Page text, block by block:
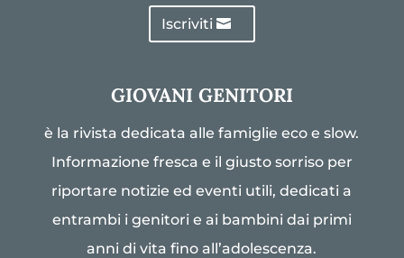
Iscriviti
GIOVANI GENITORI
è la rivista dedicata alle famiglie eco e slow.
Informazione fresca e il giusto sorriso per
riportare notizie ed eventi utili, dedicati a
entrambi i genitori e ai bambini dai primi
anni di vita fino all’adolescenza.